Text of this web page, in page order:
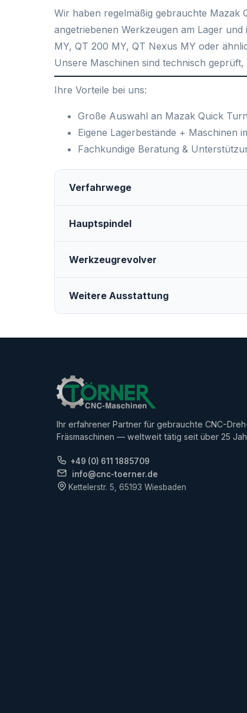
Wir haben regelmäßig gebrauchte Mazak
angetriebenen Werkzeugen am Lager
MY, QT 200 MY, QT Nexus MY oder
Unsere Maschinen sind technisch geprüft,
Ihre Vorteile bei uns:
Große Auswahl an Mazak Quick
Eigene Lagerbestände + Maschinen
Fachkundige Beratung &
Verfahrwege
Hauptspindel
Werkzeugrevolver
Weitere Ausstattung
Ihr erfahrener Partner für gebrauchte CNC-
Fräsmaschinen — weltweit tätig seit über 25
+49 (0) 611 1885709
info@cnc-toerner.de
Kettelerstr. 5, 65193 Wiesbaden